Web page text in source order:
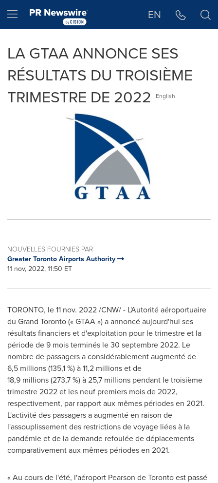
Hamburger menu EN
LA GTAA ANNONCE SES
RÉSULTATS DU TROISIÈME
TRIMESTRE DE 2022
English
NOUVELLES FOURNIES PAR
Greater Toronto Airports Authority
11 nov, 2022, 11:50 ET
TORONTO, le11 nov. 2022/CNW/ - L'Autorité aéroportuaire
du Grand Toronto (« GTAA ») a annoncé aujourd'hui ses
résultats financiers et d'exploitation pour le trimestre et la
période de 9 mois terminés le 30 septembre 2022. Le
nombre de passagers a considérablement augmenté de
6,5 millions (135,1 %) à 11,2 millions et de
18,9 millions (273,7 %) à 25,7 millions pendant le troisième
trimestre 2022 et les neuf premiers mois de 2022,
respectivement, par rapport aux mêmes périodes en 2021.
L'activité des passagers a augmenté en raison de
l'assouplissement des restrictions de voyage liées à la
pandémie et de la demande refoulée de déplacements
comparativement aux mêmes périodes en 2021.
« Au cours de l'été, l'aéroport Pearson deTorontoest passé